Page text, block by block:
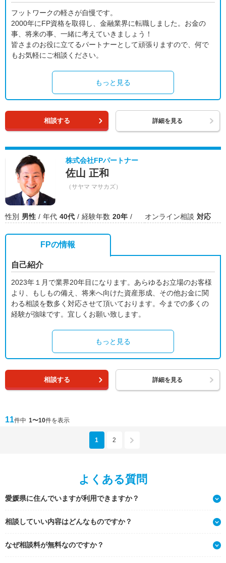
フットワークの軽さが自慢です。
2000年にFP資格を取得し、金融業界に転職しました。お金の
事、将来の事、一緒に考えていきましょう！
皆さまのお役に立てるパートナーとして頑張りますので、何で
もお気軽にご相談ください。
もっと見る
相談する 詳細を見る
株式会社FPパートナー
佐山 正和
（サヤマ マサカズ）
性別 男性 年代 40代 経験年数 20年 オンライン相談 対応
FPの情報
自己紹介
2023年１月で業界20年目になります。あらゆるお立場のお客様
より、もしもの備え、将来へ向けた資産形成、その他お金に関
わる相談を数多く対応させて頂いております。今までの多くの
経験が強味です。宜しくお願い致します。
もっと見る
相談する 詳細を見る
11件中 1〜10件を表示
1 2
よくある質問
愛媛県に住んでいますが利用できますか？
相談していい内容はどんなものですか？
なぜ相談料が無料なのですか？